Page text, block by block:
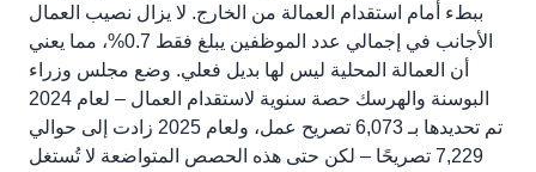
ببطء أمام استقدام العمالة من الخارج. لا يزال نصيب العمال
الأجانب في إجمالي عدد الموظفين يبلغ فقط 0.7%، مما يعني
أن العمالة المحلية ليس لها بديل فعلي. وضع مجلس وزراء
البوسنة والهرسك حصة سنوية لاستقدام العمال – لعام 2024
تم تحديدها بـ 6,073 تصريح عمل، ولعام 2025 زادت إلى حوالي
7,229 تصريحًا – لكن حتى هذه الحصص المتواضعة لا تُستغل